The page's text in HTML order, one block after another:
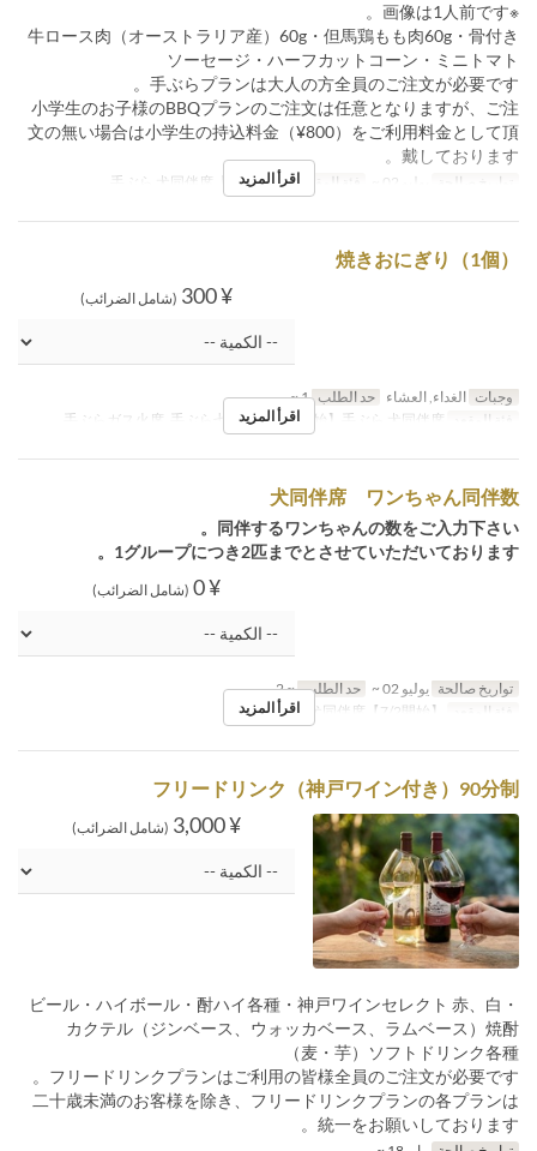
※画像は1人前です。
牛ロース肉（オーストラリア産）60g・但馬鶏もも肉60g・骨付き
ソーセージ・ハーフカットコーン・ミニトマト
手ぶらプランは大人の方全員のご注文が必要です。
小学生のお子様のBBQプランのご注文は任意となりますが、ご注
文の無い場合は小学生の持込料金（¥800）をご利用料金として頂
戴しております。
تواريخ صالحة فئة المقعد 【7/2開始】手ぶら 犬同伴席
اقرأ المزيد
焼きおにぎり（1個）
¥ 300 (شامل الضرائب)
وجبات الغداء, العشاء حد الطلب 1 ~
فئة المقعد
اقرأ المزيد
犬同伴席 ワンちゃん同伴数
同伴するワンちゃんの数をご入力下さい。
1グループにつき2匹までとさせていただいております。
¥ 0 (شامل الضرائب)
تواريخ صالحة يوليو 02 ~ حد الطلب ~ 2
فئة المقعد
【7/2開始】手ぶら 犬同伴席 اقرأ المزيد
フリードリンク（神戸ワイン付き）90分制
¥ 3,000 (شامل الضرائب)
ビール・ハイボール・酎ハイ各種・神戸ワインセレクト 赤、白・
カクテル（ジンベース、ウォッカベース、ラムベース）焼酎
（麦・芋）ソフトドリンク各種
フリードリンクプランはご利用の皆様全員のご注文が必要です。
二十歳未満のお客様を除き、フリードリンクプランの各プランは
統一をお願いしております。